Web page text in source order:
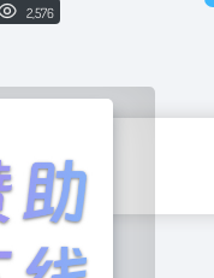
2,576
人工智能
视频工具